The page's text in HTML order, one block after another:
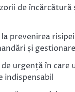
de
prevenirea
și
urgență în care
indispensabil